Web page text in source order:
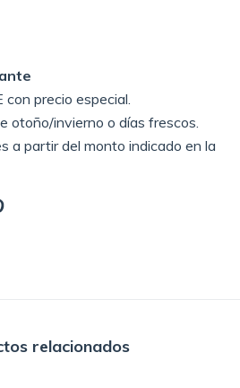
con precio especial.
otoño/invierno o días frescos.
a partir del monto indicado en la
relacionados